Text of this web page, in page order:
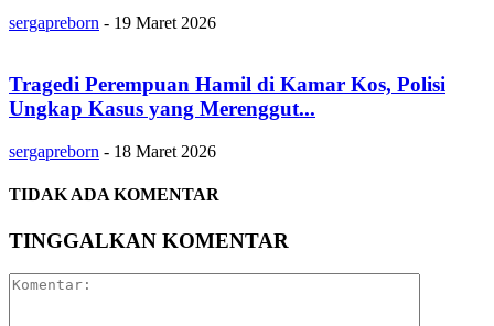
sergapreborn - 19 Maret 2026
Tragedi Perempuan Hamil di Kamar Kos, Polisi
Ungkap Kasus yang Merenggut...
sergapreborn - 18 Maret 2026
TIDAK ADA KOMENTAR
TINGGALKAN KOMENTAR